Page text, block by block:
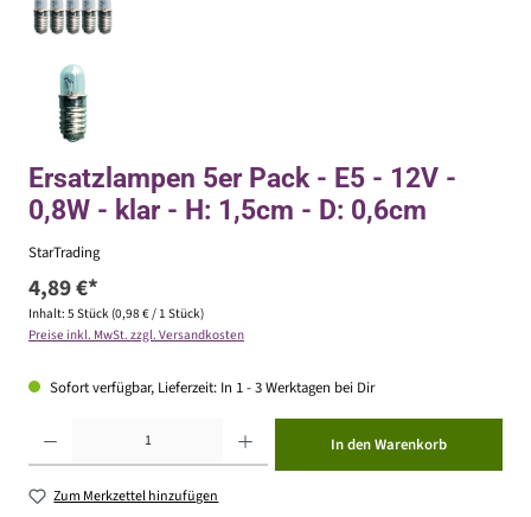
Ersatzlampen 5er Pack - E5 - 12V -
0,8W - klar - H: 1,5cm - D: 0,6cm
StarTrading
4,89 €*
Inhalt: 5 Stück (0,98 € / 1 Stück)
Preise inkl. MwSt. zzgl. Versandkosten
Sofort verfügbar, Lieferzeit: In 1 - 3 Werktagen bei Dir
In den Warenkorb
Zum Merkzettel hinzufügen